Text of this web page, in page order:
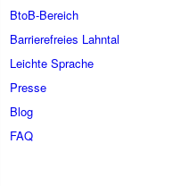
BtoB-Bereich
Barrierefreies Lahntal
Leichte Sprache
Presse
Blog
FAQ